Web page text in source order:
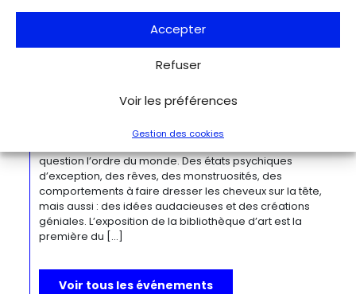
Accepter
Refuser
Voir les préférences
Gestion des cookies
l’artiste a puisé son inspiration dans […]
Du 27.11.2026 au 04.04.2027
plus fou du monde
Depuis la Renaissance, « bizarre » est le terme ultime pour
question l’ordre du monde. Des états psychiques
d’exception, des rêves, des monstruosités, des
comportements à faire dresser les cheveux sur la tête,
mais aussi : des idées audacieuses et des créations
géniales. L’exposition de la bibliothèque d’art est la
première du […]
Voir tous les événements